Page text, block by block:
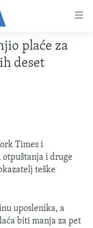
plaće za
deset
Times i
otpuštanja i druge
teške
uposlenika, a
biti manja za pet